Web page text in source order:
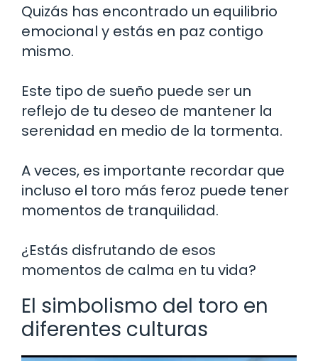
Quizás has encontrado un equilibrio
emocional y estás en paz contigo
mismo.
Este tipo de sueño puede ser un
reflejo de tu deseo de mantener la
serenidad en medio de la tormenta.
A veces, es importante recordar que
incluso el toro más feroz puede tener
momentos de tranquilidad.
¿Estás disfrutando de esos
momentos de calma en tu vida?
El simbolismo del toro en
diferentes culturas